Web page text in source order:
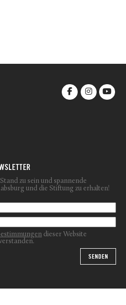
zu sein und spannende
und die Stiftung zu erhalten!
dieser Website